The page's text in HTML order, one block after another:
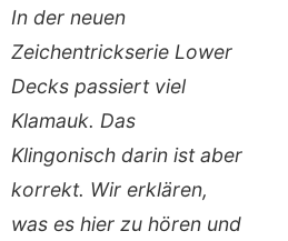
In der neuen
Zeichentrickserie Lower
Decks passiert viel
Klamauk. Das
Klingonisch darin ist aber
korrekt. Wir erklären,
was es hier zu hören und